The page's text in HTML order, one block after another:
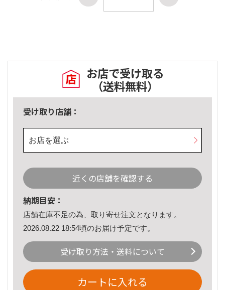
お店で受け取る
（送料無料）
受け取り店舗：
お店を選ぶ
近くの店舗を確認する
納期目安：
店舗在庫不足の為、取り寄せ注文となります。
2026.08.22 18:54頃のお届け予定です。
受け取り方法・送料について
カートに入れる